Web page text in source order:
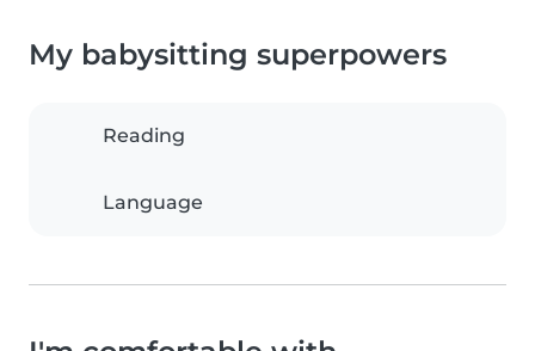
My babysitting superpowers
Reading
Language